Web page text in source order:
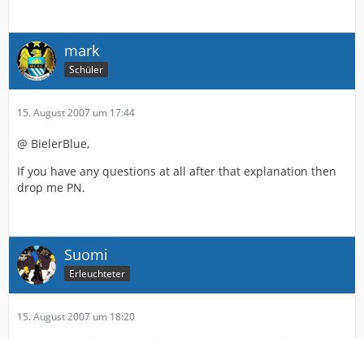
mark
Schüler
15. August 2007 um 17:44
@ BielerBlue,
If you have any questions at all after that explanation then
drop me PN.
Suomi
Erleuchteter
15. August 2007 um 18:20